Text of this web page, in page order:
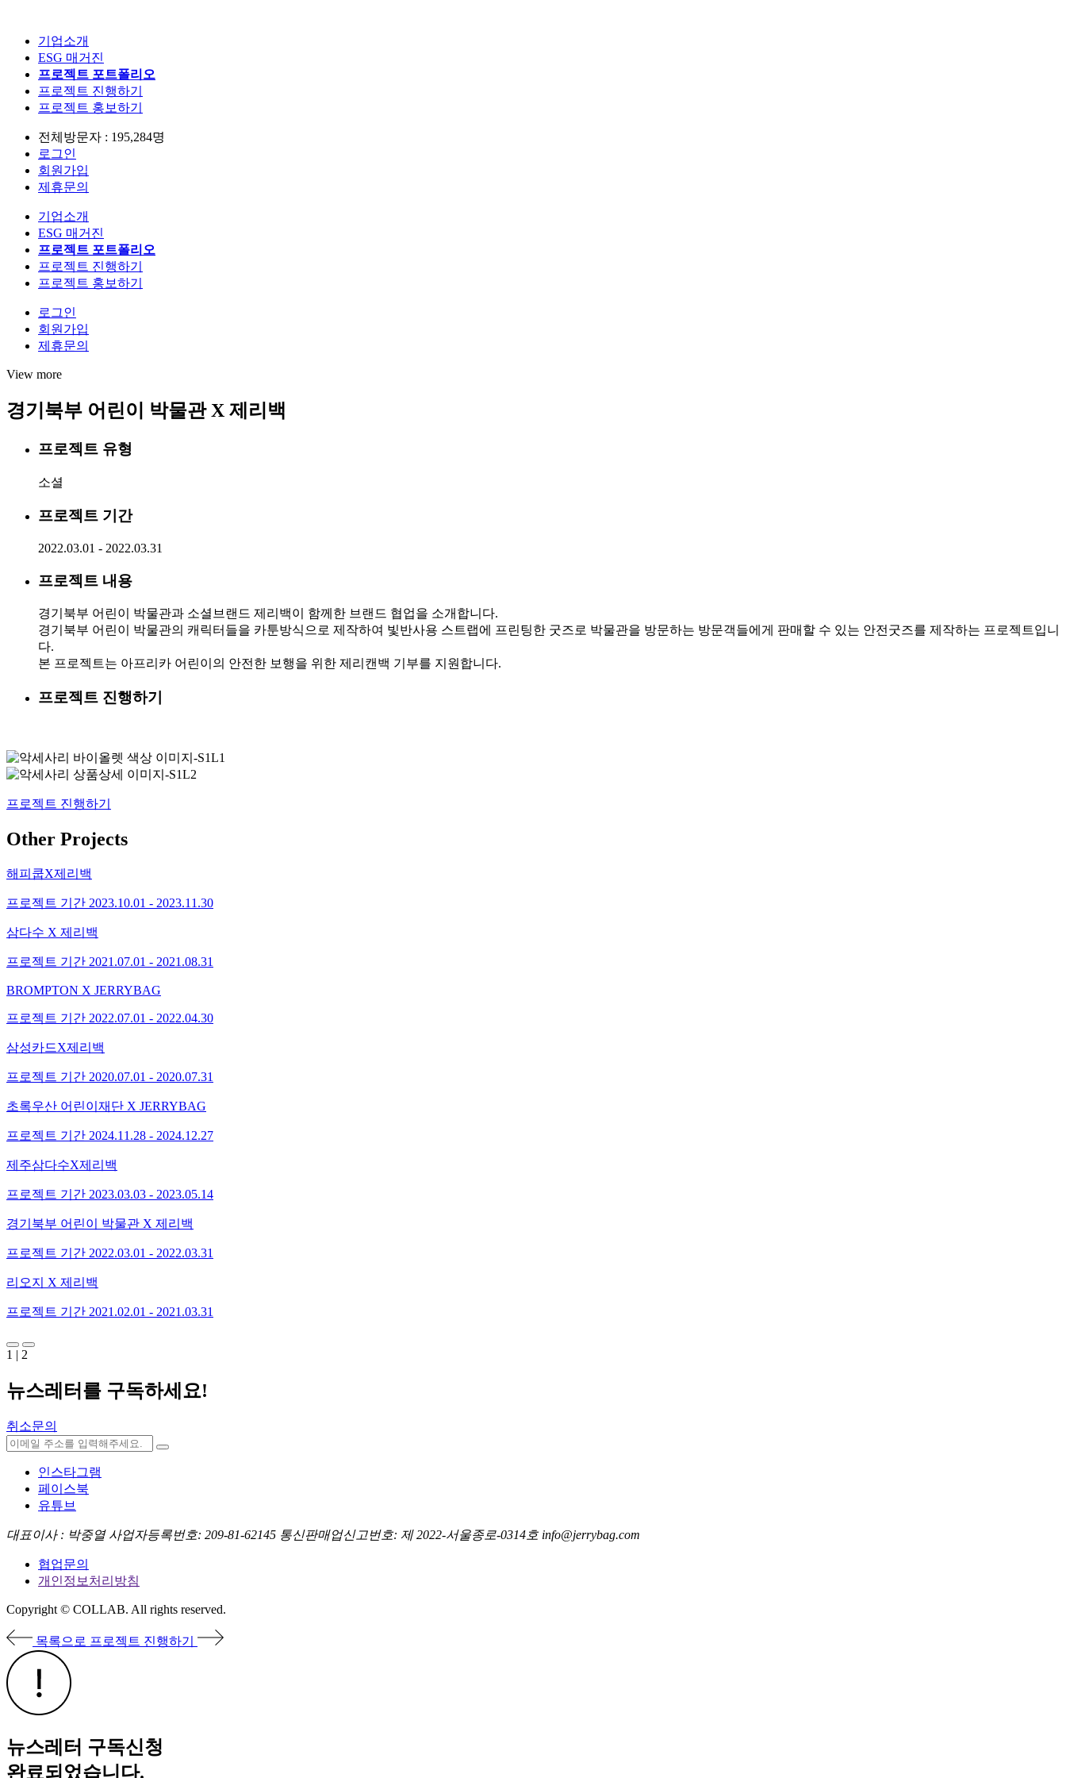
기업소개
ESG 매거진
프로젝트 포트폴리오
프로젝트 진행하기
프로젝트 홍보하기
전체방문자 : 195,284명
로그인
회원가입
제휴문의
기업소개
ESG 매거진
프로젝트 포트폴리오
프로젝트 진행하기
프로젝트 홍보하기
로그인
회원가입
제휴문의
View more
경기북부 어린이 박물관 X 제리백
프로젝트 유형
소셜
프로젝트 기간
2022.03.01 - 2022.03.31
프로젝트 내용
경기북부 어린이 박물관과 소셜브랜드 제리백이 함께한 브랜드 협업을 소개합니다.
경기북부 어린이 박물관의 캐릭터들을 카툰방식으로 제작하여 빛반사용 스트랩에 프린팅한 굿즈로 박물관을 방문하는 방문객들에게 판매할 수 있는 안전굿즈를 제작하는 프로젝트입니
다.
본 프로젝트는 아프리카 어린이의 안전한 보행을 위한 제리캔백 기부를 지원합니다.
프로젝트 진행하기
프로젝트 진행하기
Other Projects
해피쿱X제리백
프로젝트 기간 2023.10.01 - 2023.11.30
삼다수 X 제리백
프로젝트 기간 2021.07.01 - 2021.08.31
BROMPTON X JERRYBAG
프로젝트 기간 2022.07.01 - 2022.04.30
삼성카드X제리백
프로젝트 기간 2020.07.01 - 2020.07.31
초록우산 어린이재단 X JERRYBAG
프로젝트 기간 2024.11.28 - 2024.12.27
제주삼다수X제리백
프로젝트 기간 2023.03.03 - 2023.05.14
경기북부 어린이 박물관 X 제리백
프로젝트 기간 2022.03.01 - 2022.03.31
리오지 X 제리백
프로젝트 기간 2021.02.01 - 2021.03.31
1 | 2
뉴스레터를 구독하세요!
취소문의
인스타그램
페이스북
유튜브
대표이사 : 박중열 사업자등록번호: 209-81-62145 통신판매업신고번호: 제 2022-서울종로-0314호 info@jerrybag.com
협업문의
개인정보처리방침
Copyright © COLLAB. All rights reserved.
목록으로 프로젝트 진행하기
뉴스레터 구독신청
완료되었습니다.